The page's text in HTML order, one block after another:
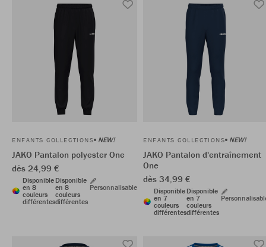
ENFANTS COLLECTIONS NEW!
JAKO Pantalon polyester One
dès 24,99 €
Disponible
en 8
couleurs
différentes
Disponible
en 8
couleurs
différentes
Personnalisable
ENFANTS COLLECTIONS NEW!
JAKO Pantalon d'entraînement
One
dès 34,99 €
Disponible
en 7
couleurs
différentes
Disponible
en 7
couleurs
différentes